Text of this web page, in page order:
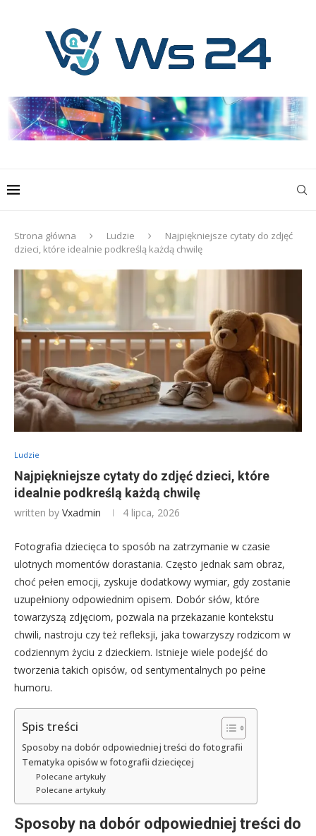
Strona główna Ludzie
Najpiękniejsze cytaty do zdjęć
dzieci, które idealnie podkreślą każdą chwilę
Ludzie
Najpiękniejsze cytaty do zdjęć dzieci, które
idealnie podkreślą każdą chwilę
written by Vxadmin 4 lipca, 2026
Fotografia dziecięca to sposób na zatrzymanie w czasie
ulotnych momentów dorastania. Często jednak sam obraz,
choć pełen emocji, zyskuje dodatkowy wymiar, gdy zostanie
uzupełniony odpowiednim opisem. Dobór słów, które
towarzyszą zdjęciom, pozwala na przekazanie kontekstu
chwili, nastroju czy też refleksji, jaka towarzyszy rodzicom w
codziennym życiu z dzieckiem. Istnieje wiele podejść do
tworzenia takich opisów, od sentymentalnych po pełne
humoru.
Spis treści
Sposoby na dobór odpowiedniej treści do fotografii
Tematyka opisów w fotografii dziecięcej
Polecane artykuły
Polecane artykuły
Sposoby na dobór odpowiedniej treści do